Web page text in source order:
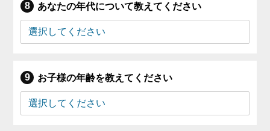
あなたの年代について教えてください
お子様の年齢を教えてください